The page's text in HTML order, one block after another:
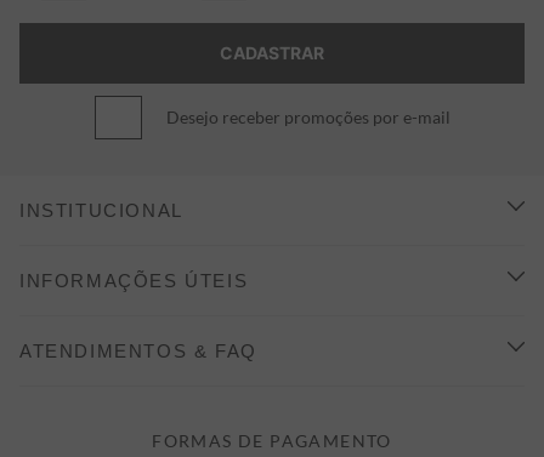
Desejo receber promoções por e-mail
INSTITUCIONAL
CONHEÇA A ALEATORY
INFORMAÇÕES ÚTEIS
FORMAS DE PAGAMENTO
ATENDIMENTOS & FAQ
FORMAS DE PAGAMENTO